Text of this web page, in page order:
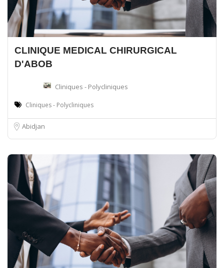
CLINIQUE MEDICAL CHIRURGICAL
D'ABOB
Cliniques - Polycliniques
Cliniques - Polycliniques
Abidjan